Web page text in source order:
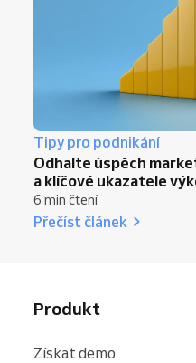
Tipy pro podnikání
Odhalte úspěch
a klíčové ukazatele
6 min čtení
Přečíst článek
Produkt
Získat demo